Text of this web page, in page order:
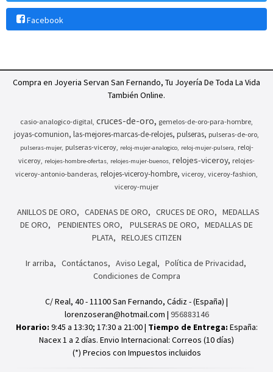
Facebook
Compra en Joyeria Servan San Fernando, Tu Joyería De Toda La Vida
También Online.
casio-analogico-digital cruces-de-oro gemelos-de-oro-para-hombre
joyas-comunion las-mejores-marcas-de-relojes pulseras pulseras-de-oro
pulseras-mujer pulseras-viceroy reloj-mujer-analogico reloj-mujer-pulsera
reloj-
viceroy relojes-hombre-ofertas relojes-mujer-buenos relojes-viceroy relojes-
viceroy-antonio-banderas relojes-viceroy-hombre viceroy viceroy-fashion
viceroy-mujer
ANILLOS DE ORO CADENAS DE ORO CRUCES DE ORO
MEDALLAS
DE ORO
PENDIENTES ORO PULSERAS DE ORO
MEDALLAS DE
PLATA
RELOJES CITIZEN
Ir arriba Contáctanos Aviso Legal
Política de Privacidad
Condiciones de Compra
C/ Real, 40 - 11100 San Fernando, Cádiz - (España) |
lorenzoseran@hotmail.com | 956883146
Horario: 9:45 a 13:30; 17:30 a 21:00 | Tiempo de Entrega: España:
Nacex 1 a 2 días. Envio Internacional: Correos (10 días)
(*) Precios con Impuestos incluidos